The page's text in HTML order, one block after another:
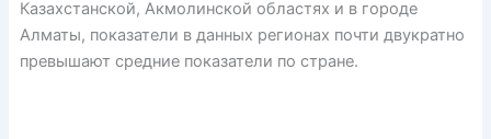
Казахстанской, Акмолинской областях и в городе
Алматы, показатели в данных регионах почти двукратно
превышают средние показатели по стране.